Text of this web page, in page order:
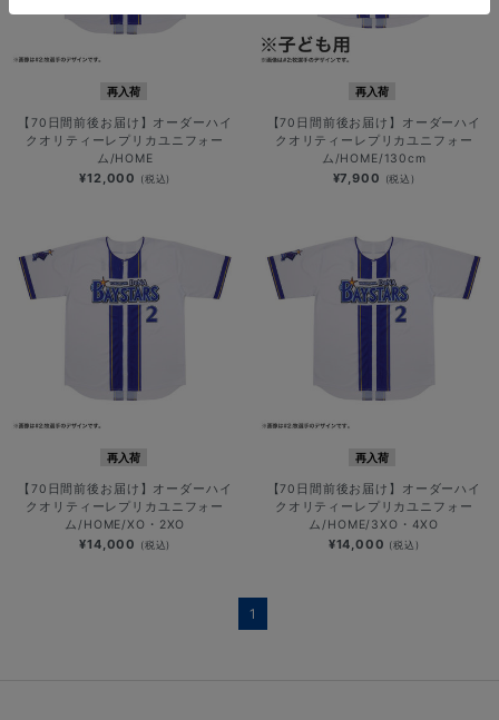
再入荷
【70日間前後お届け】オーダーハイ
クオリティーレプリカユニフォー
ム/HOME
¥12,000 (税込)
再入荷
【70日間前後お届け】オーダーハイ
クオリティーレプリカユニフォー
ム/HOME/130cm
¥7,900 (税込)
再入荷
【70日間前後お届け】オーダーハイ
クオリティーレプリカユニフォー
ム/HOME/XO・2XO
¥14,000 (税込)
再入荷
【70日間前後お届け】オーダーハイ
クオリティーレプリカユニフォー
ム/HOME/3XO・4XO
¥14,000 (税込)
1